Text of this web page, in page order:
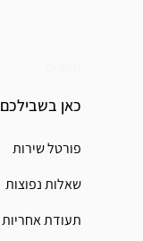
כאן בשבילכם
פורטל שירות
שאלות נפוצות
תעודת אחריות